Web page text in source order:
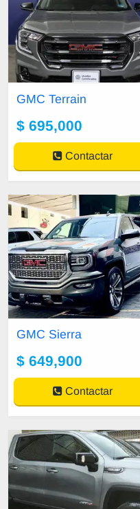
GMC Terrain
$ 695,000
Contactar
GMC Sierra
$ 649,900
Contactar